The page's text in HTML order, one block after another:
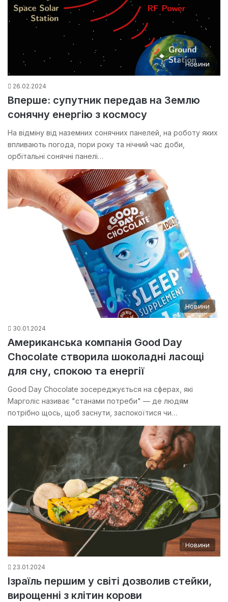
Новини
26.02.2024
Вперше: супутник передав на Землю
сонячну енергію з космосу
На відміну від наземних сонячних панелей, на роботу яких
впливають погода, пори року та нічний час доби,
орбітальні сонячні панелі…
Новини
30.01.2024
Американська компанія Good Day
Chocolate створила шоколадні ласощі
для сну, спокою та енергії
Good Day Chocolate зосереджується на сферах, які
Марголіс називає "станами потреби" — де людям
потрібно щось, щоб заснути, заспокоїтися чи…
Новини
23.01.2024
Ізраїль першим у світі дозволив стейки,
вирощенні з клітин корови